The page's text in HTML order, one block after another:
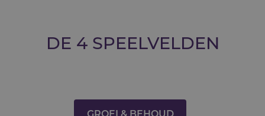
DE 4 SPEELVELDEN
GROEI & BEHOUD